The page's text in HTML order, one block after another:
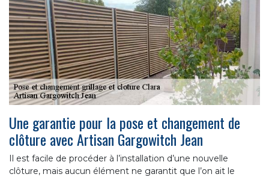
Une garantie pour la pose et changement de
clôture avec Artisan Gargowitch Jean
Il est facile de procéder à l’installation d’une nouvelle
clôture, mais aucun élément ne garantit que l’on ait le